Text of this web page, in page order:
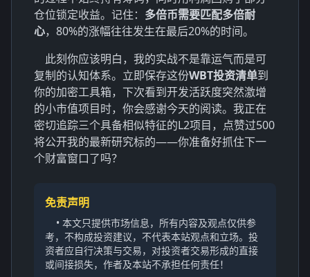
仓位锁定收益。记住： 多倍币需要匹配多倍耐
心，80%的涨幅往往发生在最后20%的时间。
此刻你应该明白，我的实战不是靠运气而是可
复制的认知体系。立即保存这份WBT投资清单到
你的加密工具箱，下次看到开发活跃度突然激增
的小市值项目时，你会感谢今天的阅读。我正在
密切追踪三个具备相似特征的L2项目，点赞过500
将公开我的最新研究标的——你准备好抓住下一
个财富窗口了吗？
免责声明
• 本文只提供市场信息，所有内容及观点仅供参
考，不构成投资建议，不代表本站观点和立场。投
资者应自行决策与交易，对投资者交易形成的直接
或间接损失，作者及本站不承担任何责任！